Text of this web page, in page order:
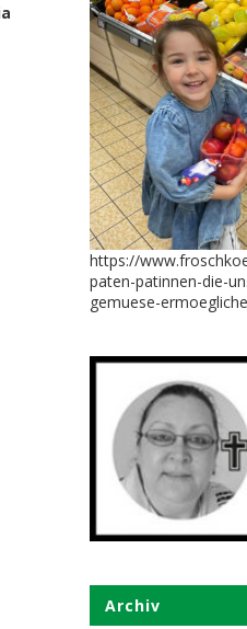
„Zeitgeschenk“ –
wurde eingelöst
11. Februar 2026
https://
paten-patinnen-die-
gemuese-
Archiv